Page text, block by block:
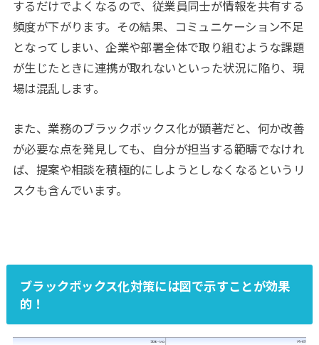
するだけでよくなるので、従業員同士が情報を共有する
頻度が下がります。その結果、コミュニケーション不足
となってしまい、企業や部署全体で取り組むような課題
が生じたときに連携が取れないといった状況に陥り、現
場は混乱します。
また、業務のブラックボックス化が顕著だと、何か改善
が必要な点を発見しても、自分が担当する範疇でなけれ
ば、提案や相談を積極的にしようとしなくなるというリ
スクも含んでいます。
ブラックボックス化対策には図で示すことが効果
的！